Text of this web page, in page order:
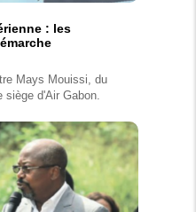
: les
Mays Mouissi, du
siège d'Air Gabon.